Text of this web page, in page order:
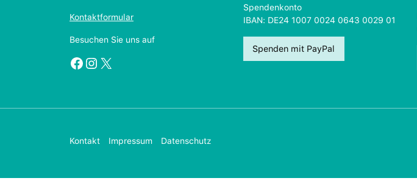
Kontaktformular
Besuchen Sie uns auf
Facebook
Instagram
X
Spendenkonto
IBAN: DE24 1007 0024 0643 0029 01
Spenden mit PayPal
Kontakt Impressum Datenschutz